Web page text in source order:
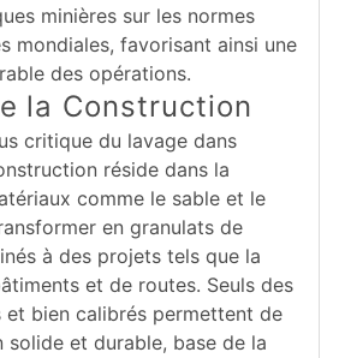
minières sur les normes
mondiales, favorisant ainsi une
des opérations.
la Construction
critique du lavage dans
réside dans la
comme le sable et le
en granulats de
à des projets tels que la
et de routes. Seuls des
et bien calibrés permettent de
solide et durable, base de la